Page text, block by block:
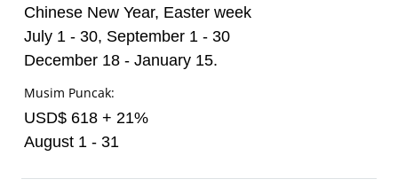
Chinese New Year, Easter week
July 1 - 30, September 1 - 30
December 18 - January 15.
Musim Puncak:
USD$ 618 + 21%
August 1 - 31